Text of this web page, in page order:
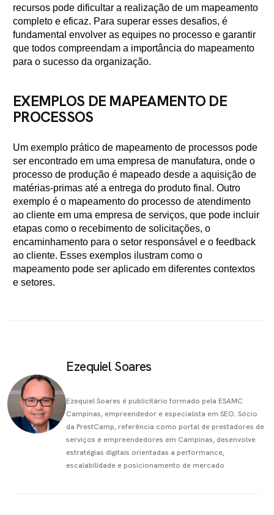
recursos pode dificultar a realização de um mapeamento
completo e eficaz. Para superar esses desafios, é
fundamental envolver as equipes no processo e garantir
que todos compreendam a importância do mapeamento
para o sucesso da organização.
EXEMPLOS DE MAPEAMENTO DE
PROCESSOS
Um exemplo prático de mapeamento de processos pode
ser encontrado em uma empresa de manufatura, onde o
processo de produção é mapeado desde a aquisição de
matérias-primas até a entrega do produto final. Outro
exemplo é o mapeamento do processo de atendimento
ao cliente em uma empresa de serviços, que pode incluir
etapas como o recebimento de solicitações, o
encaminhamento para o setor responsável e o feedback
ao cliente. Esses exemplos ilustram como o
mapeamento pode ser aplicado em diferentes contextos
e setores.
Ezequiel Soares
Ezequiel Soares é publicitário formado pela ESAMC
Campinas, empreendedor e especialista em SEO. Sócio
da PrestCamp, referência como portal de prestadores de
serviços e empreendedores em Campinas, desenvolve
estratégias digitais orientadas a performance,
escalabilidade e posicionamento de mercado